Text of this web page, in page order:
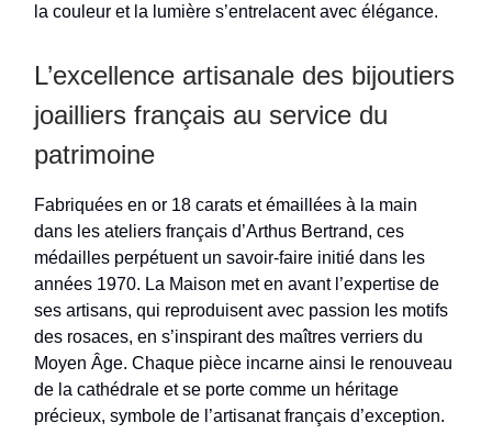
la couleur et la lumière s’entrelacent avec élégance.
L’excellence artisanale des bijoutiers
joailliers français au service du
patrimoine
Fabriquées en or 18 carats et émaillées à la main
dans les ateliers français d’Arthus Bertrand, ces
médailles perpétuent un savoir-faire initié dans les
années 1970. La Maison met en avant l’expertise de
ses artisans, qui reproduisent avec passion les motifs
des rosaces, en s’inspirant des maîtres verriers du
Moyen Âge. Chaque pièce incarne ainsi le renouveau
de la cathédrale et se porte comme un héritage
précieux, symbole de l’artisanat français d’exception.